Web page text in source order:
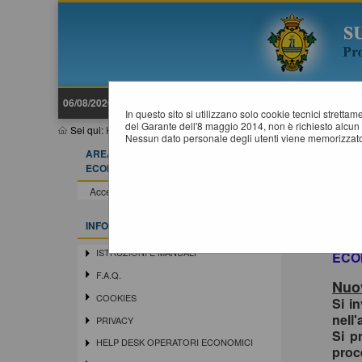
06/08/2026 19:27
Sei qui: Home»Procedure d'appalto e contratti» Gare e
In questo sito si utilizzano solo cookie tecnici
del Garante dell'8 maggio 2014, non è richiesto
Nessun dato personale degli utenti viene
AREA RISERVATA OPERATORE
ECONOMICO
Accedi - Registrati
INFORMAZIONI
ISTRUZIONI E MANUALI
F.A.Q.
COOKIES
PRIVACY
HELP DESK OPERATORI ECONOMICI
In
Si
Si
Si